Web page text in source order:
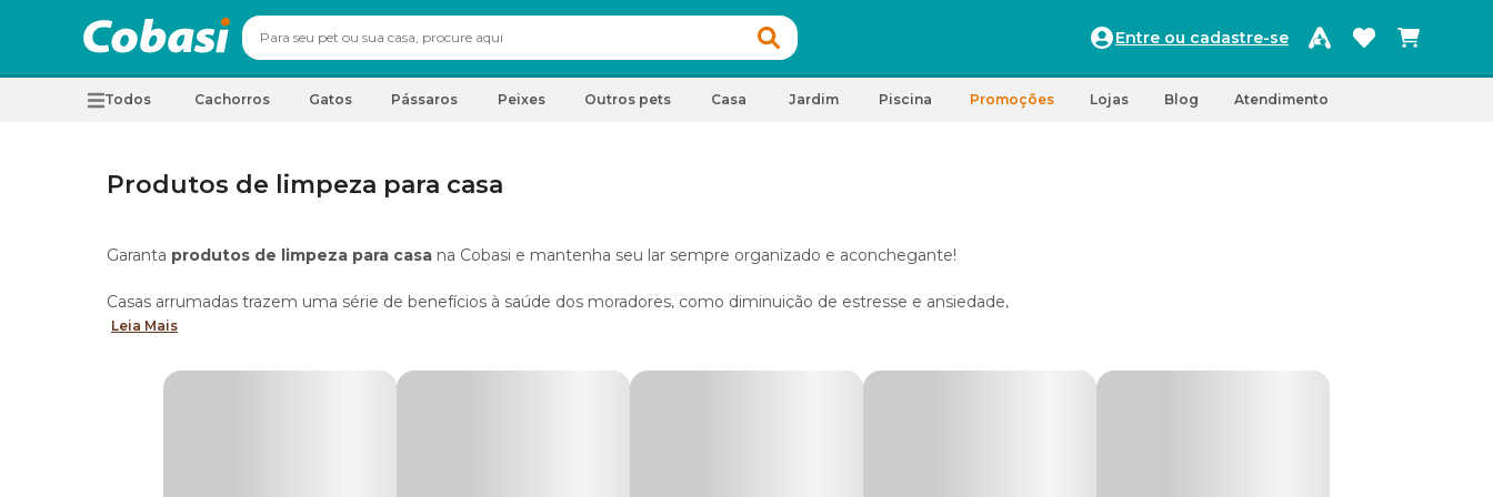
Entre ou cadastre-se
Todos Cachorros Gatos Pássaros Peixes Outros pets Casa Jardim Piscina Promoções Lojas Blog Atendimento
Produtos de limpeza para casa
Garanta produtos de limpeza para casa na Cobasi e mantenha seu lar sempre organizado e aconchegante!
Casas arrumadas trazem uma série de benefícios à saúde dos moradores, como diminuição de estresse e ansiedade,
melhora na criatividade e qualidade de vida. Por isso, é fundamental contar com
Descubra, de uma vez por todas, o que não pode faltar na sua lista.Anote as nossas dicas para manter seu lar em
Leia Mais